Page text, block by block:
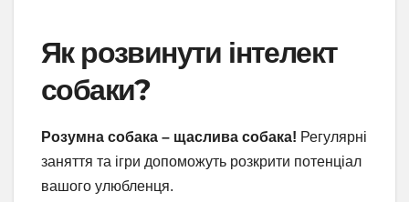
Як розвинути інтелект
собаки?
Розумна собака – щаслива собака! Регулярні
заняття та ігри допоможуть розкрити потенціал
вашого улюбленця.